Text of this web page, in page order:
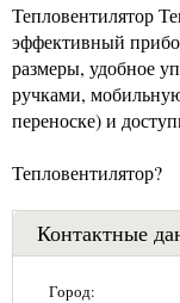
Тепловентилятор
эффективный
размеры, удобное
ручками,
переноске) и
Тепловентилятор?
Контактные
Город: